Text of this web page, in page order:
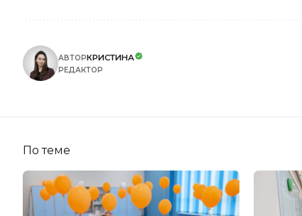
АВТОРКРИСТИНА
РЕДАКТОР
По теме